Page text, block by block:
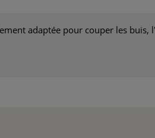
adaptée pour couper les buis,